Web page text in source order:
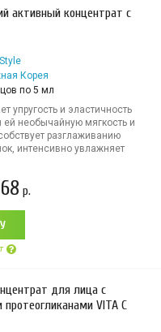
активный концентрат с
Корея
по 5 мл
упругость и эластичность
ей необычайную мягкость и
разглаживанию
интенсивно увлажняет
р.
для лица с
VITA C